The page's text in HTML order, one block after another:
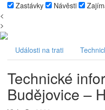
Zastávky Návěsti
<
>
Události na trati
Technické
Budějovice –